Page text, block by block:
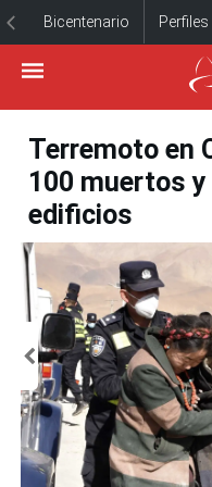
Bicentenario Perfiles
Terremoto en
100 muertos
edificios